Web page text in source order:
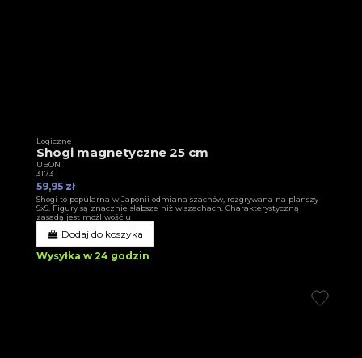
Logiczne
Shogi magnetyczne 25 cm
UBON
3T73
59,95 zł
Shogi to popularna w Japonii odmiana szachów, rozgrywana na planszy
9x9. Figury są znacznie słabsze niż w szachach. Charakterystyczną
zasadą jest możliwość u
Dodaj do koszyka
Wysyłka w 24 godzin